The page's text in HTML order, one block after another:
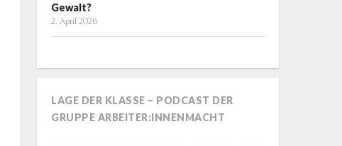
Gewalt?
2. April 2026
LAGE DER KLASSE – PODCAST DER
GRUPPE ARBEITER:INNENMACHT